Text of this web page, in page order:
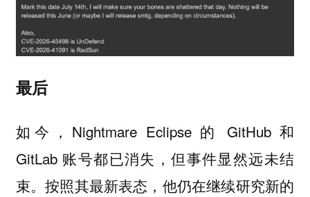
最后
如今，Nightmare Eclipse 的 GitHub 和
GitLab 账号都已消失，但事件显然远未结
束。按照其最新表态，他仍在继续研究新的